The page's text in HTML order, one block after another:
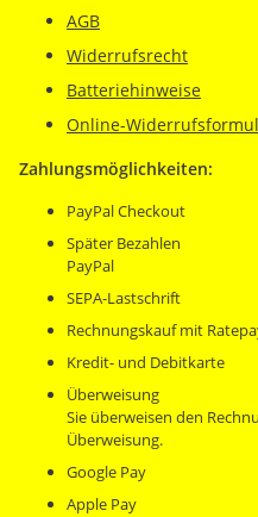
AGB
Widerrufsrecht
Batteriehinweise
Online-
Zahlungsmöglichkeiten:
PayPal Checkout
Später Bezahlen
PayPal
SEPA-Lastschrift
Rechnungskauf mit
Kredit- und Debitkarte
Überweisung
Sie überweisen den
Überweisung.
Google Pay
Apple Pay